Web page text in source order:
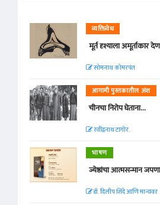
व्यक्तिवेध
मूर्त दृश्याला अमूर्ताकार
सोमनाथ कोमरपंत
आगामी पुस्तकातील अंश
चीनचा निरोप घेताना...
रवींद्रनाथ टागोर.
भाषण
ज्येष्ठांचा आत्मसन्मान
डॉ. दिलीप शिंदे आणि मान्यवर